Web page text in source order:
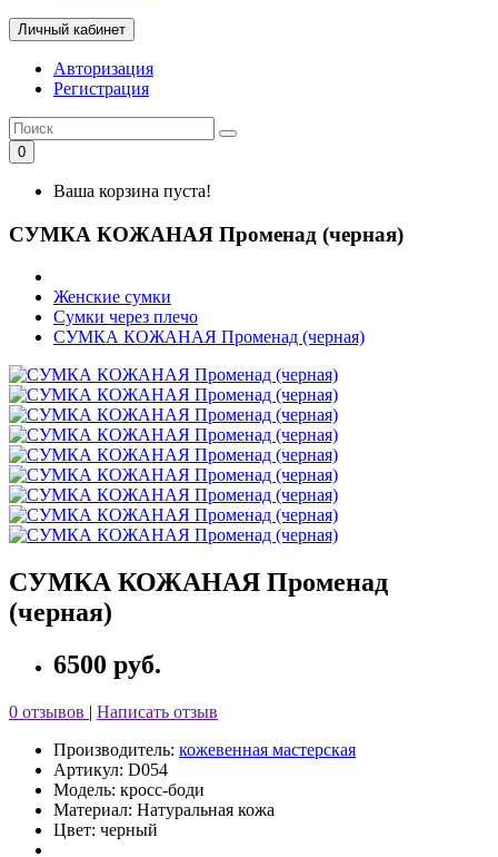
Личный кабинет
Авторизация
Регистрация
0
Ваша корзина пуста!
СУМКА КОЖАНАЯ Променад (черная)
Женские сумки
Сумки через плечо
СУМКА КОЖАНАЯ Променад (черная)
СУМКА КОЖАНАЯ Променад
(черная)
6500 руб.
0 отзывов | Написать отзыв
Производитель: кожевенная мастерская
Артикул: D054
Модель: кросс-боди
Материал: Натуральная кожа
Цвет: черный